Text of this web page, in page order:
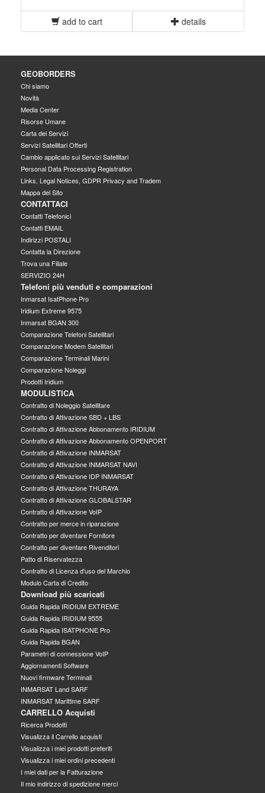
add to cart details
GEOBORDERS
Chi siamo
Novità
Media Center
Risorse Umane
Carta dei Servizi
Servizi Satellitari Offerti
Cambio applicato sui Servizi Satellitari
Personal Data Processing Registration
Links, Legal Notices, GDPR Privacy and Tradem
Mappa del Sito
CONTATTACI
Contatti Telefonici
Contatti EMAIL
Indirizzi POSTALI
Contatta la Direzione
Trova una Filiale
SERVIZIO 24H
Telefoni più venduti e comparazioni
Inmarsat IsatPhone Pro
Iridium Extreme 9575
Inmarsat BGAN 300
Comparazione Telefoni Satellitari
Comparazione Modem Satellitari
Comparazione Terminali Marini
Comparazione Noleggi
Prodotti Iridium
MODULISTICA
Contratto di Noleggio Satellitare
Contratto di Attivazione SBD + LBS
Contratto di Attivazione Abbonamento IRIDIUM
Contratto di Attivazione Abbonamento OPENPORT
Contratto di Attivazione INMARSAT
Contratto di Attivazione INMARSAT NAVI
Contratto di Attivazione IDP INMARSAT
Contratto di Attivazione THURAYA
Contratto di Attivazione GLOBALSTAR
Contratto di Attivazione VoIP
Contratto per merce in riparazione
Contratto per diventare Fornitore
Contratto per diventare Rivenditori
Patto di Riservatezza
Contratto di Licenza d'uso del Marchio
Modulo Carta di Credito
Download più scaricati
Guida Rapida IRIDIUM EXTREME
Guida Rapida IRIDIUM 9555
Guida Rapida ISATPHONE Pro
Guida Rapida BGAN
Parametri di connessione VoIP
Aggiornamenti Software
Nuovi firmware Terminali
INMARSAT Land SARF
INMARSAT Marittime SARF
CARRELLO Acquisti
Ricerca Prodotti
Visualizza il Carrello acquisti
Visualizza i miei prodotti preferiti
Visualizza i miei ordini precedenti
I miei dati per la Fatturazione
Il mio indirizzo di spedizione merci